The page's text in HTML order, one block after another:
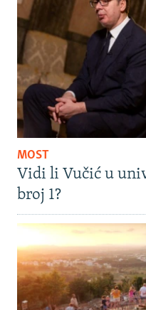
MOST
Vidi li Vučić u
broj 1?